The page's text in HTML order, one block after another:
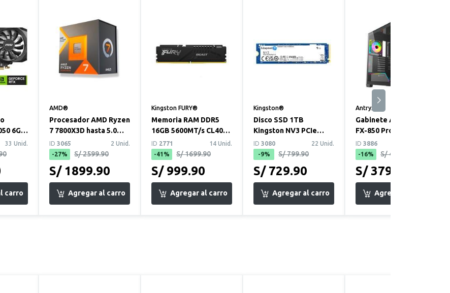
6GB
33 Unid.
AMD®
Procesador AMD Ryzen
7 7800X3D hasta 5.0
GHz 8 Núcleos sin
disipador inc...
ID 3065
2 Unid.
-27%
S/ 2599.90
S/ 1899.90
Kingston FURY®
Memoria RAM DDR5
16GB 5600MT/s CL40
Kingston Fury Beast
ID 2771
14 Unid.
-41%
S/ 1699.90
S/ 999.90
Kingston®
Disco SSD 1TB
Kingston NV3 PCIe
Gen4 M.2 Para PC y
laptop
ID 3080
22 Unid.
-9%
S/ 799.90
S/ 729.90
Antryx®
Gabinete ATX Antryx
FX-850 Pro, 5
Ventiladores ARGB
ID 3886
-16%
S/ 449.90
S/ 379.90